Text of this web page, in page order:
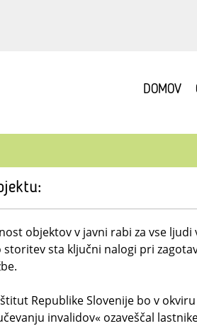
DOMOV
objektov v javni rabi za vse
sta ključni nalogi pri
Republike Slovenije bo v
invalidov« ozaveščal